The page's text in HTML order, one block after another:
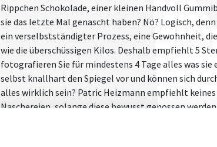
Rippchen Schokolade, einer kleinen Handvoll
sie das letzte Mal genascht haben? Nö? Logisch,
ein verselbstständigter Prozess, eine Gewohnheit,
wie die überschüssigen Kilos. Deshalb empfiehlt 5
fotografieren Sie für mindestens 4 Tage alles was sie
selbst knallhart den Spiegel vor und können sich
alles wirklich sein? Patric Heizmann empfiehlt keines
Naschereien, solange diese bewusst genossen
einem „Nein, das muss jetzt nicht sein!“ zu
täglich nur 100 Kalorien einspart, baut im Jahr fünf